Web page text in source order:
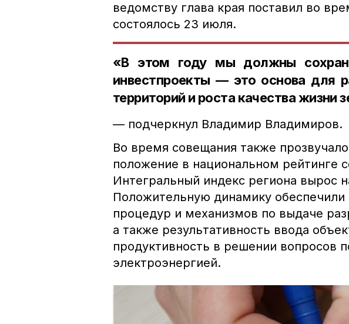
ведомству глава края поставил во
состоялось 23 июля.
«В этом году мы должны
инвестпроекты — это основа для
территорий и роста качества жизни
— подчеркнул Владимир Владимиров.
Во время совещания также
положение в национальном рейтинге
Интегральный индекс региона вырос
Положительную динамику обеспечили
процедур и механизмов по выдаче
а также результативность ввода
продуктивность в решении вопросов
электроэнергией.